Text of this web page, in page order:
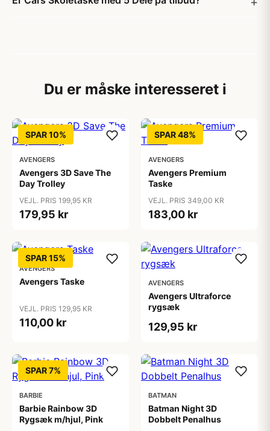
Du er måske interesseret i
SPAR 10%
AVENGERS
Avengers 3D Save The
Day Trolley
VEJL. PRIS 199,95 KR
179,95 kr
SPAR 48%
AVENGERS
Avengers Premium
Taske
VEJL. PRIS 349,00 KR
183,00 kr
SPAR 15%
AVENGERS
Avengers Taske
VEJL. PRIS 129,95 KR
110,00 kr
AVENGERS
Avengers Ultraforce
rygsæk
129,95 kr
SPAR 7%
BARBIE
Barbie Rainbow 3D
Rygsæk m/hjul, Pink
BATMAN
Batman Night 3D
Dobbelt Penalhus